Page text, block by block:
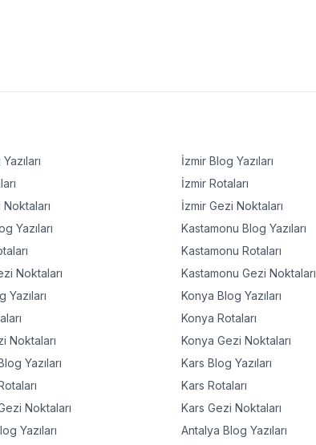
Yazıları
Noktaları
Yazıları
Noktaları
Yazıları
Noktaları
Yazıları
İzmir Blog Yazıları
İzmir Rotaları
İzmir Gezi Noktaları
Kastamonu Blog Yazıları
Kastamonu Rotaları
Kastamonu Gezi Noktaları
Konya Blog Yazıları
Konya Rotaları
Konya Gezi Noktaları
Kars Blog Yazıları
Kars Rotaları
Kars Gezi Noktaları
Antalya Blog Yazıları